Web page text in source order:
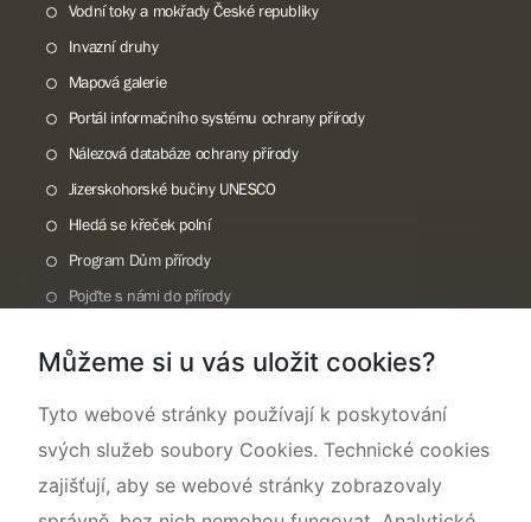
Vodní toky a mokřady České republiky
Invazní druhy
Mapová galerie
Portál informačního systému ochrany přírody
Nálezová databáze ochrany přírody
Jizerskohorské bučiny UNESCO
Hledá se křeček polní
Program Dům přírody
Pojďte s námi do přírody
Rok CHKO pod záštitou České komise pro UNESCO
Můžeme si u vás uložit cookies?
Tyto webové stránky používají k poskytování
svých služeb soubory Cookies. Technické cookies
zajišťují, aby se webové stránky zobrazovaly